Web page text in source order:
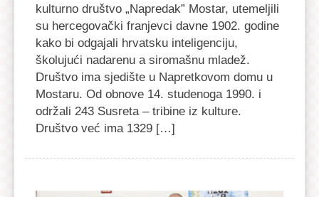
kulturno društvo „Napredak” Mostar, utemeljili
su hercegovački franjevci davne 1902. godine
kako bi odgajali hrvatsku inteligenciju,
školujući nadarenu a siromašnu mladež.
Društvo ima sjedište u Napretkovom domu u
Mostaru. Od obnove 14. studenoga 1990. i
održali 243 Susreta – tribine iz kulture.
Društvo već ima 1329 […]